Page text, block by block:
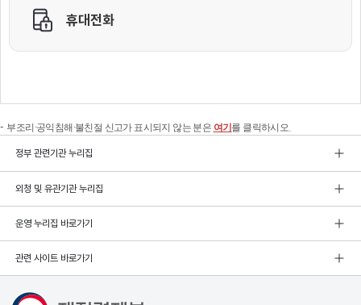
부조리·공익침해·불친절 신고가 표시되지 않는 분은 여기 를 클릭하시오.
정부 관련기관 누리집
외청 및 유관기관 누리집
운영 누리집 바로가기
관련 사이트 바로가기